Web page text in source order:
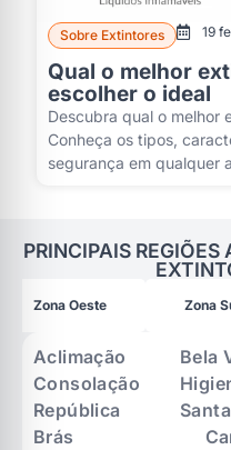
Sobre Extintores 19
Qual o melhor
escolher o ideal
Descubra qual o melhor
Conheça os tipos,
segurança em qualquer
PRINCIPAIS REGIÕES
Zona Oeste Zona
Aclimação
Consolação
República
Bela
Brás